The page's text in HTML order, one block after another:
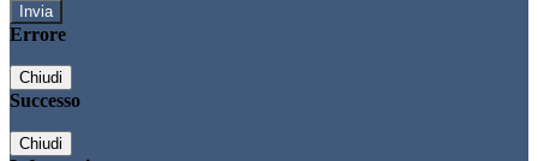
Errore
Chiudi
Successo
Chiudi